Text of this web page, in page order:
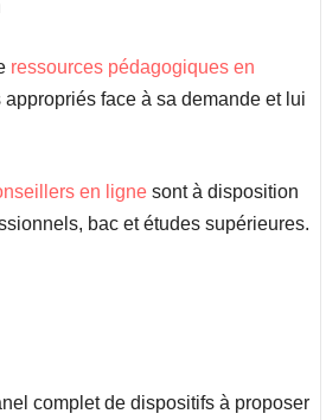
ressources pédagogiques en
face à sa demande et lui
en lignesont à disposition
bac et études supérieures.
complet de dispositifs à proposer